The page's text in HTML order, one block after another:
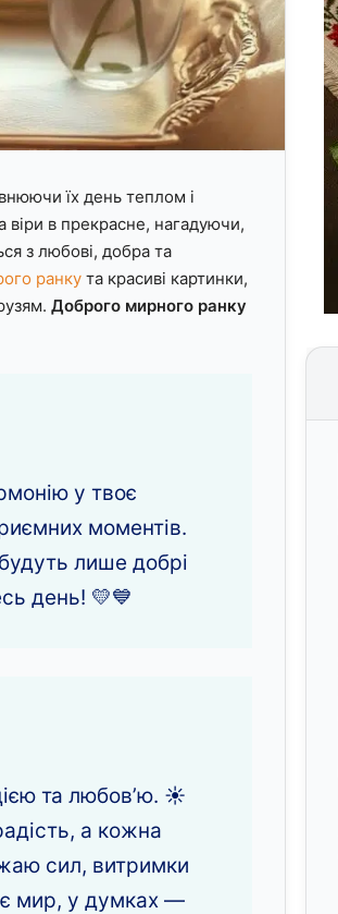
їх день теплом і
віри в прекрасне, нагадуючи,
з любові, добра та
ранку та красиві картинки,
Доброго мирного ранку
у твоє
моментів.
лише добрі
день! 💛💙
та любов’ю. ☀️
а кожна
сил, витримки
мир, у думках —